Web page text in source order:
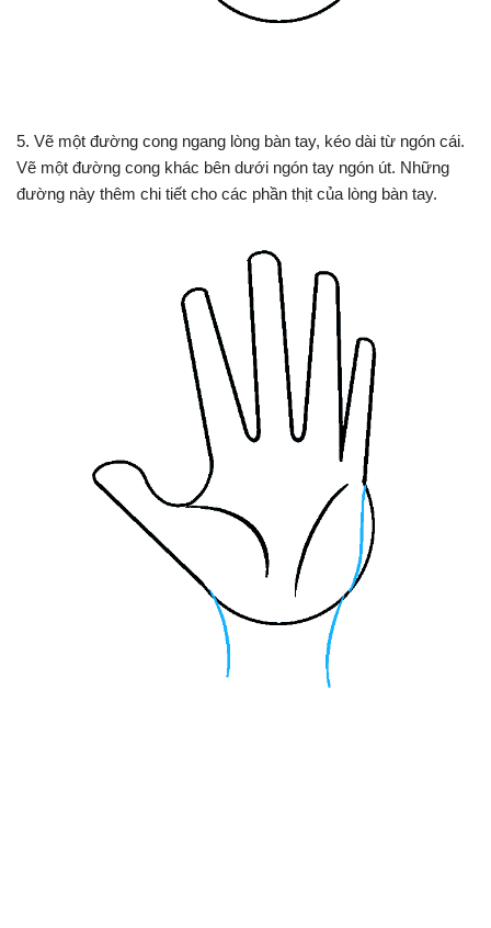
5. Vẽ một đường cong ngang lòng bàn tay, kéo dài từ ngón cái.
Vẽ một đường cong khác bên dưới ngón tay ngón út. Những
đường này thêm chi tiết cho các phần thịt của lòng bàn tay.